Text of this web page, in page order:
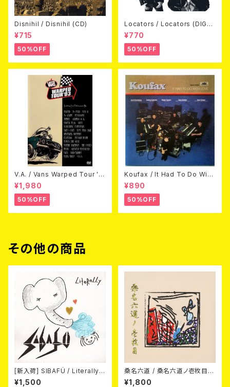
Disnihil / Disnihil (CD)
¥715
50%OFF
Locators / Locators (DIGPA
CK CD)
¥770
50%OFF
V.A. / Vans Warped Tour '0
3 (DVD)
¥1,980
50%OFF
Koufax / It Had To Do With
Love (CD)
¥890
50%OFF
その他の商品
[新入荷] SIBAFÜ / Literally
(7"EP)
¥1,500
桑名六道 / 桑名六道ノ壱枚目
(CD)
¥1,800